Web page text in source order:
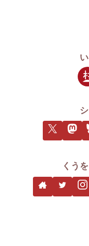
くう